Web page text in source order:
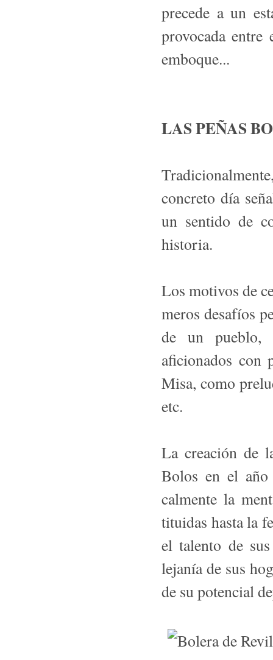
precede a un
provocada
emboque...
LAS PEÑAS
concreto día
un sentido de
historia.
Los motivos de
meros desafíos
de un pueblo,
aficionados con
Misa, como
etc.
La creación de
Bolos en el
calmente la
tituidas hasta la
el talento de
lejanía de sus
de su potencial